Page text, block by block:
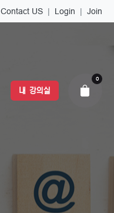
Join
|
Login
|
Contact US
내 강의실
0